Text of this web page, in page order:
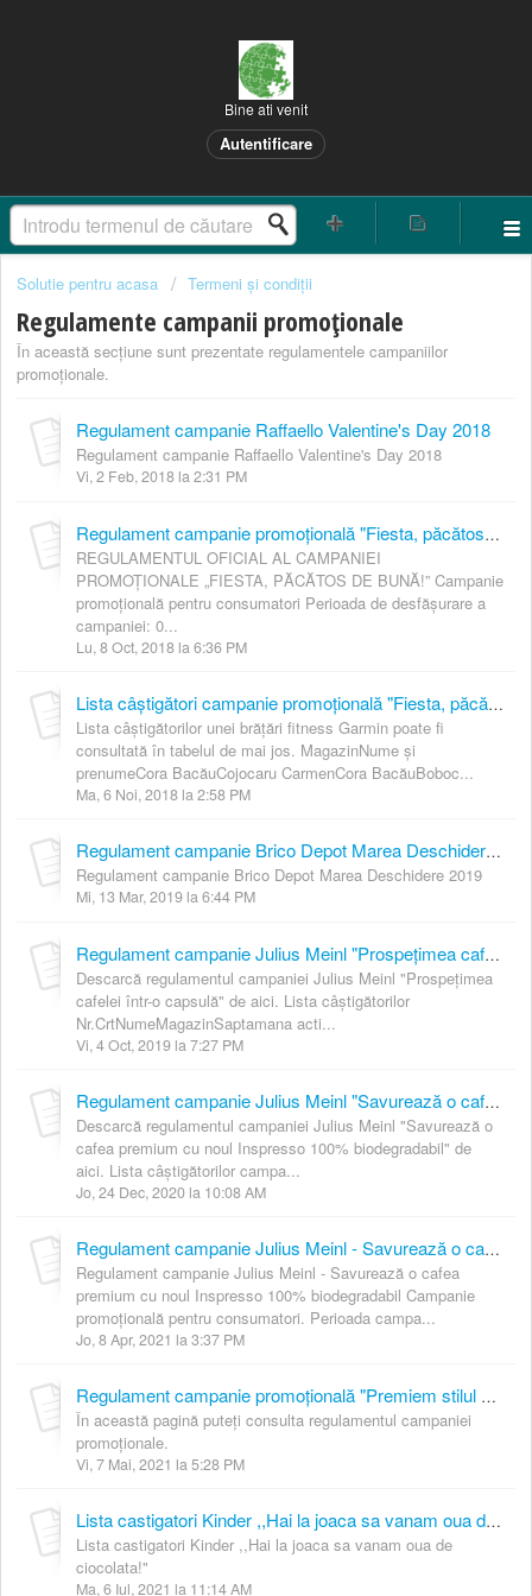
Bine ati venit
Autentificare
Solutie pentru acasa Termeni și condiții
Regulamente campanii promoționale
În această secțiune sunt prezentate regulamentele campaniilor
promoționale.
Regulament campanie Raffaello Valentine's Day 2018
Regulament campanie Raffaello Valentine's Day 2018
Vi, 2 Feb, 2018 la 2:31 PM
Regulament campanie promoțională "Fiesta, păcătos de bună!"
REGULAMENTUL OFICIAL AL CAMPANIEI
PROMOŢIONALE „FIESTA, PĂCĂTOS DE BUNĂ!” Campanie
promoţională pentru consumatori Perioada de desfăşurare a
campaniei: 0...
Lu, 8 Oct, 2018 la 6:36 PM
Lista câștigători campanie promoțională "Fiesta, păcătos de bună!"
Lista câștigătorilor unei brățări fitness Garmin poate fi
consultată în tabelul de mai jos. MagazinNume și
prenumeCora BacăuCojocaru CarmenCora BacăuBoboc...
Ma, 6 Noi, 2018 la 2:58 PM
Regulament campanie Brico Depot Marea Deschidere 2019
Regulament campanie Brico Depot Marea Deschidere 2019
Mi, 13 Mar, 2019 la 6:44 PM
Regulament campanie Julius Meinl "Prospețimea cafelei într-o capsulă"
Descarcă regulamentul campaniei Julius Meinl "Prospețimea
cafelei într-o capsulă" de aici. Lista câștigătorilor
Nr.CrtNumeMagazinSaptamana acti...
Vi, 4 Oct, 2019 la 7:27 PM
Regulament campanie Julius Meinl "Savurează o cafea premium cu noul Inspresso 100% biodegradabil"
Descarcă regulamentul campaniei Julius Meinl "Savurează o
cafea premium cu noul Inspresso 100% biodegradabil" de
aici. Lista câștigătorilor campa...
Jo, 24 Dec, 2020 la 10:08 AM
Regulament campanie Julius Meinl - Savurează o cafea premium cu noul Inspresso 100% biodegradabil
Regulament campanie Julius Meinl - Savurează o cafea
premium cu noul Inspresso 100% biodegradabil Campanie
promoțională pentru consumatori. Perioada campa...
Jo, 8 Apr, 2021 la 3:37 PM
Regulament campanie promoțională "Premiem stilul de viață sustenabil"
În această pagină puteți consulta regulamentul campaniei
promoționale.
Vi, 7 Mai, 2021 la 5:28 PM
Lista castigatori Kinder ,,Hai la joaca sa vanam oua de ciocolata!"
Lista castigatori Kinder ,,Hai la joaca sa vanam oua de
ciocolata!"
Ma, 6 Iul, 2021 la 11:14 AM